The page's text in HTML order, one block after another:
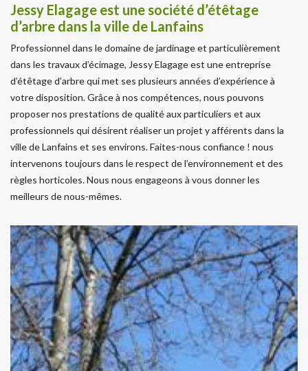
Jessy Elagage est une société d’étêtage
d’arbre dans la ville de Lanfains
Professionnel dans le domaine de jardinage et particulièrement
dans les travaux d’écimage, Jessy Elagage est une entreprise
d’étêtage d’arbre qui met ses plusieurs années d’expérience à
votre disposition. Grâce à nos compétences, nous pouvons
proposer nos prestations de qualité aux particuliers et aux
professionnels qui désirent réaliser un projet y afférents dans la
ville de Lanfains et ses environs. Faites-nous confiance ! nous
intervenons toujours dans le respect de l’environnement et des
règles horticoles. Nous nous engageons à vous donner les
meilleurs de nous-mêmes.